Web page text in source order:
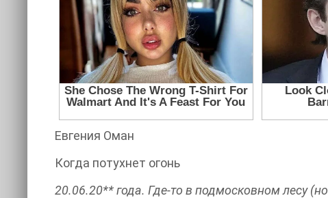
Евгения Оман
Когда потухнет огонь
20.06.20** года. Где-то в подмосковном лесу